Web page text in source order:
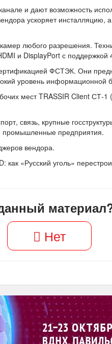
и дают возможность
ускоряет инсталляцию,
любого разрешения.
и DisplayPort с поддержкой
ФСТЭК. Они
уровень информационной
мест TRASSIR Client СТ-
связь, крупные
промышленные предприятия.
вендора.
как «Русский уголь»
Нет